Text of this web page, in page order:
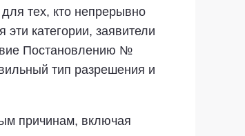
тех, кто непрерывно
категории, заявители
Постановлению №
тип разрешения и
причинам, включая